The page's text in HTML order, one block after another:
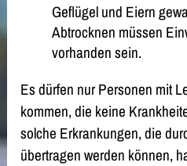
Geflügel und Eiern
Abtrocknen müssen
vorhanden sein.
Es dürfen nur Personen mit
kommen, die keine
solche Erkrankungen, die
übertragen werden können,